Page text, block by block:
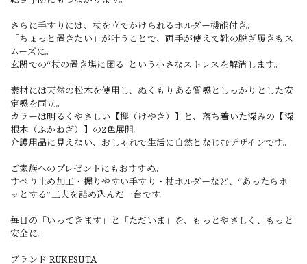
さらに手すりには、杖を立てかけられるホルダー機能付き。
「ちょっと置きたい」が叶うことで、両手が使えて靴の脱ぎ履きもス
ムーズに。
玄関での“杖の置き場に困る”という小さなストレスを解消します。
素材には天然の松木を使用し、ぬくもりある質感としっかりとした安
定感を両立。
カラーは明るくやさしい【欅（けやき）】と、落ち着いた深みの【深
根木（ふかねぎ）】の2色展開。
介護用品に見えない、おしゃれで生活に自然となじむデザインです。
ご家族へのプレゼントにもおすすめ。
すべり止め加工・握りやすい手すり・杖ホルダーなど、“あったらホ
ッとする”工夫を詰め込んだ一台です。
毎日の「いってきます」と「ただいま」を、もっとやさしく、もっと
安全に。
ブランド RUKESUTA